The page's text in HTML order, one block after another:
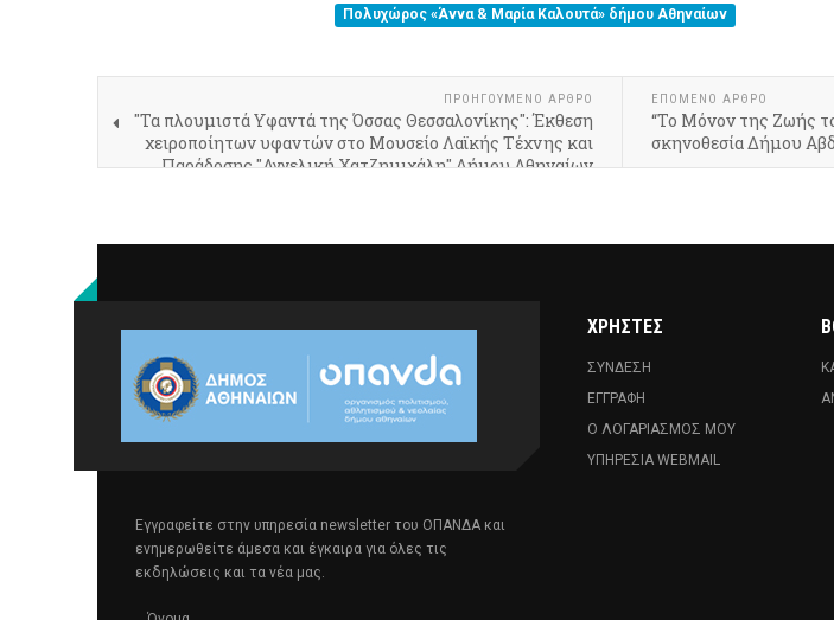
Πολυχώρος «Άννα & Μαρία Καλουτά» δήμου Αθηναίων
ΠΡΟΗΓΟΎΜΕΝΟ ΆΡΘΡΟ
"Τα πλουμιστά Υφαντά της Όσσας Θεσσαλονίκης": Έκθεση
χειροποίητων υφαντών στο Μουσείο Λαϊκής Τέχνης και
Παράδοσης "Αγγελική Χατζημιχάλη" Δήμου Αθηναίων
ΕΠΌΜΕΝΟ ΆΡΘΡΟ
“Το Μόνον της Ζωής
σκηνοθεσία Δήμου
Εγγραφείτε στην υπηρεσία newsletter του ΟΠΑΝΔΑ και
ενημερωθείτε άμεσα και έγκαιρα για όλες τις
εκδηλώσεις και τα νέα μας.
ΧΡΉΣΤΕΣ
ΣΎΝΔΕΣΗ
ΕΓΓΡΑΦΉ
Ο ΛΟΓΑΡΙΑΣΜΌΣ ΜΟΥ
ΥΠΗΡΕΣΊΑ WEBMAIL